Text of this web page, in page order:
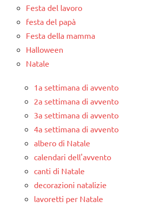
Festa del lavoro
festa del papà
Festa della mamma
Halloween
Natale
1a settimana di avvento
2a settimana di avvento
3a settimana di avvento
4a settimana di avvento
albero di Natale
calendari dell'avvento
canti di Natale
decorazioni natalizie
lavoretti per Natale